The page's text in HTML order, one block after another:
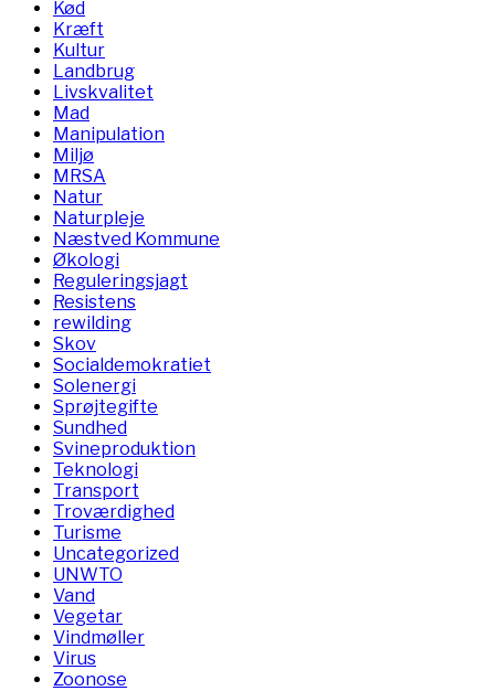
Kød
Kræft
Kultur
Landbrug
Livskvalitet
Mad
Manipulation
Miljø
MRSA
Natur
Naturpleje
Næstved Kommune
Økologi
Reguleringsjagt
Resistens
rewilding
Skov
Socialdemokratiet
Solenergi
Sprøjtegifte
Sundhed
Svineproduktion
Teknologi
Transport
Troværdighed
Turisme
Uncategorized
UNWTO
Vand
Vegetar
Vindmøller
Virus
Zoonose